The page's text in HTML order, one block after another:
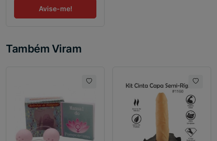
Avise-me!
Também Viram